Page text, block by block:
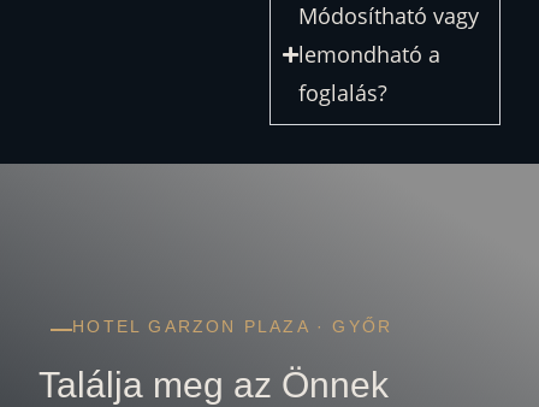
Módosítható vagy
lemondható a
foglalás?
HOTEL GARZON PLAZA · GYŐR
Találja meg az Önnek